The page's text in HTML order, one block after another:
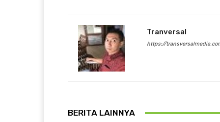
Tranversal
https://
BERITA LAINNYA